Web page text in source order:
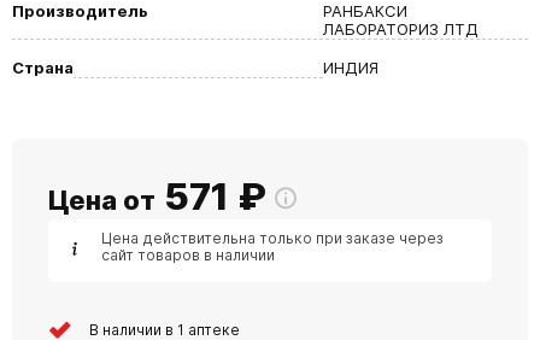
Производитель
РАНБАКСИ
ЛАБОРАТОРИЗ ЛТД
Страна
ИНДИЯ
Цена от 571 ₽
Цена действительна только при заказе через
сайт товаров в наличии
В наличии в 1 аптеке